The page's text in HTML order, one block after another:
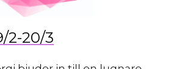
2-20/3